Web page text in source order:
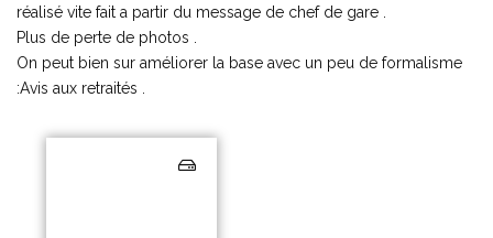
réalisé vite fait a partir du message de chef de gare .
Plus de perte de photos .
On peut bien sur améliorer la base avec un peu de formalisme
:Avis aux retraités .